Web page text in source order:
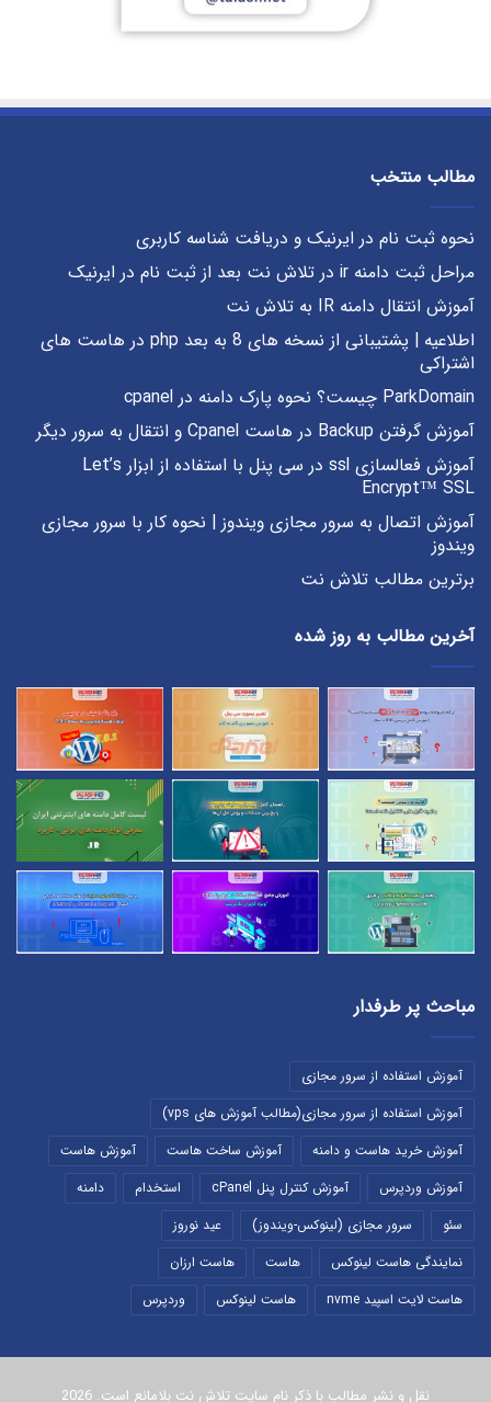
مطالب منتخب
نحوه ثبت نام در ایرنیک و دریافت شناسه کاربری
مراحل ثبت دامنه ir در تلاش نت بعد از ثبت نام در ایرنیک
آموزش انتقال دامنه IR به تلاش نت
اطلاعیه | پشتیبانی از نسخه های 8 به بعد php در هاست های
اشتراکی
ParkDomain چیست؟ نحوه پارک دامنه در cpanel
آموزش گرفتن Backup در هاست Cpanel و انتقال به سرور دیگر
آموزش فعالسازی ssl در سی پنل با استفاده از ابزار Let’s
Encrypt™ SSL
آموزش اتصال به سرور مجازی ویندوز | نحوه کار با سرور مجازی
ویندوز
برترین مطالب تلاش نت
آخرین مطالب به روز شده
مباحث پر طرفدار
آموزش استفاده از سرور مجازی
آموزش استفاده از سرور مجازی(مطالب آموزش های vps)
آموزش خرید هاست و دامنه
آموزش ساخت هاست
آموزش هاست
آموزش وردپرس
آموزش کنترل پنل cPanel استخدام
دامنه
سئو
سرور مجازی (لینوکس-ویندوز)
عید نوروز
نمایندگی هاست لینوکس
هاست
هاست ارزان
هاست لایت اسپید nvme
هاست لینوکس وردپرس
نقل و نشر مطالب با ذکر نام سایت تلاش نت بلامانع است. 2026